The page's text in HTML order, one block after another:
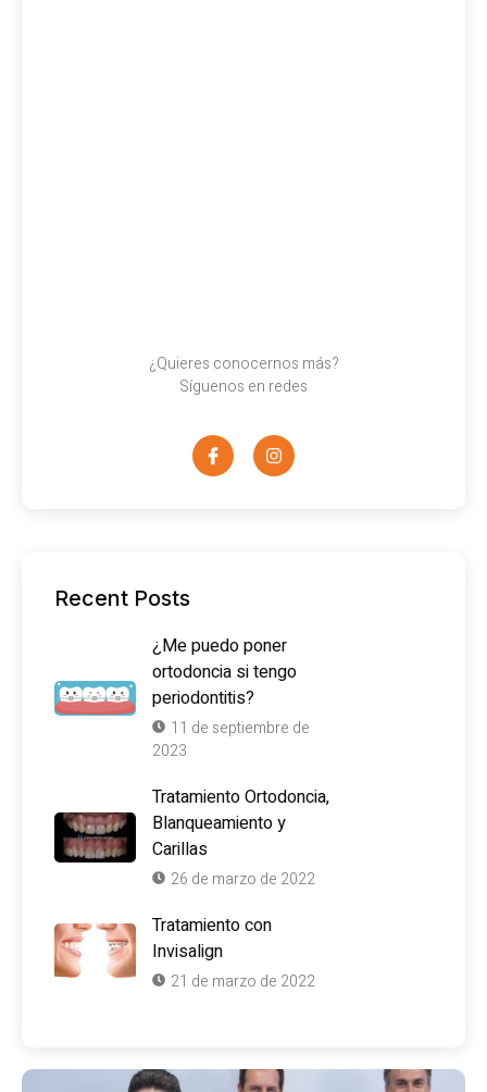
¿Quieres conocernos más?
Síguenos en redes
Recent Posts
¿Me puedo poner
ortodoncia si tengo
periodontitis?
11 de septiembre de
2023
Tratamiento Ortodoncia,
Blanqueamiento y
Carillas
26 de marzo de 2022
Tratamiento con
Invisalign
21 de marzo de 2022